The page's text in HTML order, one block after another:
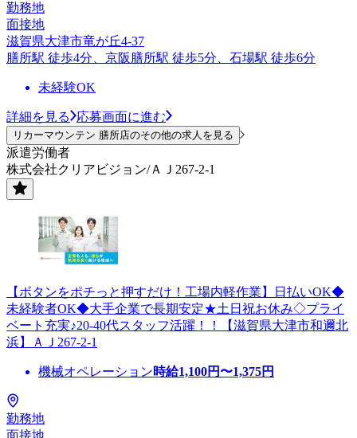
勤務地
面接地
滋賀県大津市竜が丘4-37
膳所駅 徒歩4分、京阪膳所駅 徒歩5分、石場駅 徒歩6分
未経験OK
詳細を見る 応募画面に進む
リカーマウンテン 膳所店のその他の求人を見る
派遣労働者
株式会社クリアビジョン/ＡＪ267-2-1
【ボタンをポチっと押すだけ！工場内軽作業】日払いOK◆
未経験者OK◆大手企業で長期安定★土日祝お休み◇プライ
ベート充実♪20-40代スタッフ活躍！！【滋賀県大津市和邇北
浜】ＡＪ267-2-1
機械オペレーション時給1,100円〜1,375円
勤務地
面接地